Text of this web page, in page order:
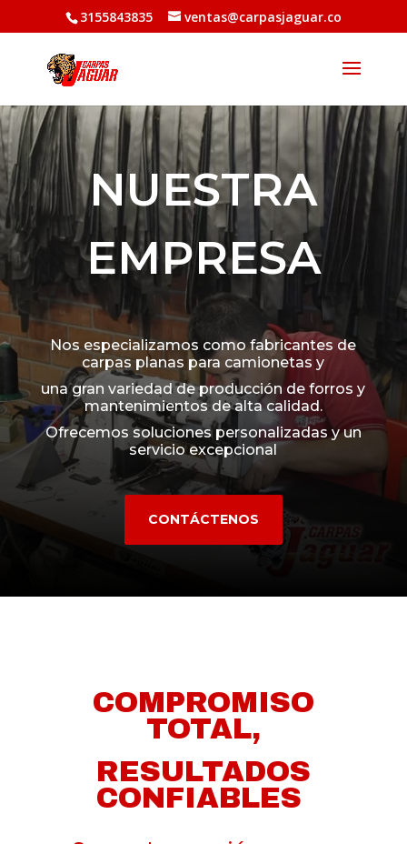
3155843835 ventas@carpasjaguar.co
NUESTRA
EMPRESA
Nos especializamos como fabricantes de
carpas planas para camionetas y
una gran variedad de producción de forros y
mantenimientos de alta calidad.
Ofrecemos soluciones personalizadas y un
servicio excepcional
CONTÁCTENOS
COMPROMISO
TOTAL,
RESULTADOS
CONFIABLES